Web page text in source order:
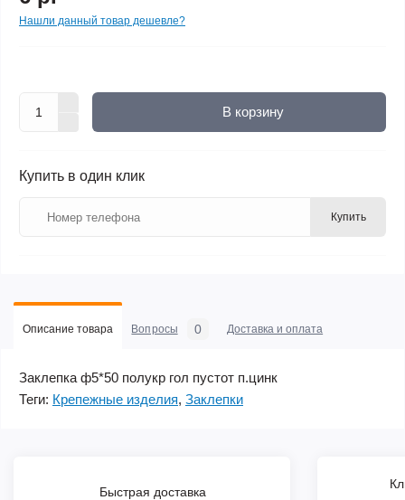
Нашли данный товар дешевле?
В корзину
Купить в один клик
Купить
Описание товара Вопросы 0 Доставка и оплата
Заклепка ф5*50 полукр гол пустот п.цинк
Теги: Крепежные изделия, Заклепки
Быстрая доставка